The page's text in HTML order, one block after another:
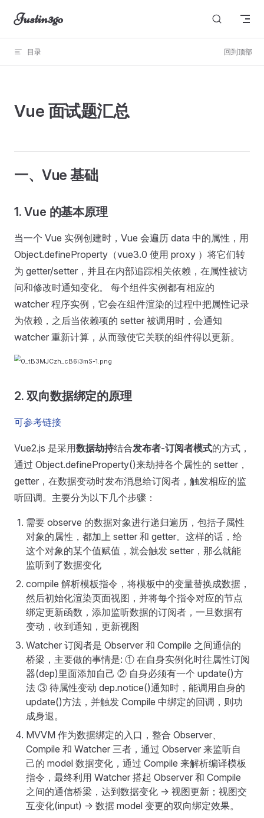
Skip to content
Justin3go
目录 回到顶部
图片无法显示
Vue 面试题汇总
一、Vue 基础
1. Vue 的基本原理
当一个 Vue 实例创建时，Vue 会遍历 data 中的属性，用
Object.defineProperty（vue3.0 使用 proxy ）将它们转
为 getter/setter，并且在内部追踪相关依赖，在属性被访
问和修改时通知变化。 每个组件实例都有相应的
watcher 程序实例，它会在组件渲染的过程中把属性记录
为依赖，之后当依赖项的 setter 被调用时，会通知
watcher 重新计算，从而致使它关联的组件得以更新。
2. 双向数据绑定的原理
可参考链接
Vue2.js 是采用数据劫持结合发布者-订阅者模式的方式，
通过 Object.defineProperty()来劫持各个属性的 setter，
getter，在数据变动时发布消息给订阅者，触发相应的监
听回调。主要分为以下几个步骤：
需要 observe 的数据对象进行递归遍历，包括子属性
对象的属性，都加上 setter 和 getter。这样的话，给
这个对象的某个值赋值，就会触发 setter，那么就能
监听到了数据变化
compile 解析模板指令，将模板中的变量替换成数据，
然后初始化渲染页面视图，并将每个指令对应的节点
绑定更新函数，添加监听数据的订阅者，一旦数据有
变动，收到通知，更新视图
Watcher 订阅者是 Observer 和 Compile 之间通信的
桥梁，主要做的事情是: ① 在自身实例化时往属性订阅
器(dep)里面添加自己 ② 自身必须有一个 update()方
法 ③ 待属性变动 dep.notice()通知时，能调用自身的
update()方法，并触发 Compile 中绑定的回调，则功
成身退。
MVVM 作为数据绑定的入口，整合 Observer、
Compile 和 Watcher 三者，通过 Observer 来监听自
己的 model 数据变化，通过 Compile 来解析编译模板
指令，最终利用 Watcher 搭起 Observer 和 Compile
之间的通信桥梁，达到数据变化 -> 视图更新；视图交
互变化(input) -> 数据 model 变更的双向绑定效果。